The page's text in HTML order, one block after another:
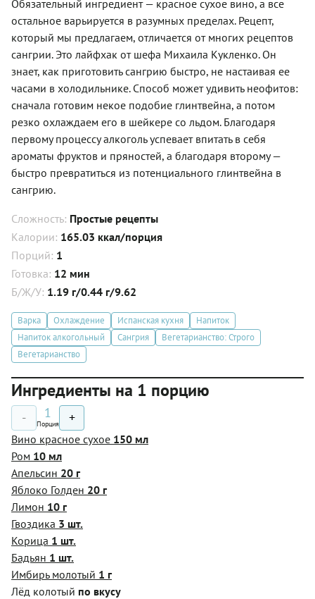
Обязательный ингредиент — красное сухое вино, а все
остальное варьируется в разумных пределах. Рецепт,
который мы предлагаем, отличается от многих рецептов
сангрии. Это лайфхак от шефа Михаила Кукленко. Он
знает, как приготовить сангрию быстро, не настаивая ее
часами в холодильнике. Способ может удивить неофитов:
сначала готовим некое подобие глинтвейна, а потом
резко охлаждаем его в шейкере со льдом. Благодаря
первому процессу алкоголь успевает впитать в себя
ароматы фруктов и пряностей, а благодаря второму —
быстро превратиться из потенциального глинтвейна в
сангрию.
Сложность: Простые рецепты
Калории: 165.03 ккал/порция
Порций: 1
Готовка: 12 мин
Б/Ж/У: 1.19 г/0.44 г/9.62
Варка Охлаждение Испанская кухня
Напиток
Напиток алкогольный
Сангрия
Вегетарианство: Строго
Вегетарианство
Ингредиенты на 1 порцию
- 1
Порция +
Вино красное сухое 150 мл
Ром 10 мл
Апельсин 20 г
Яблоко Голден 20 г
Лимон 10 г
Гвоздика 3 шт.
Корица 1 шт.
Бадьян 1 шт.
Имбирь молотый 1 г
Лёд колотый по вкусу